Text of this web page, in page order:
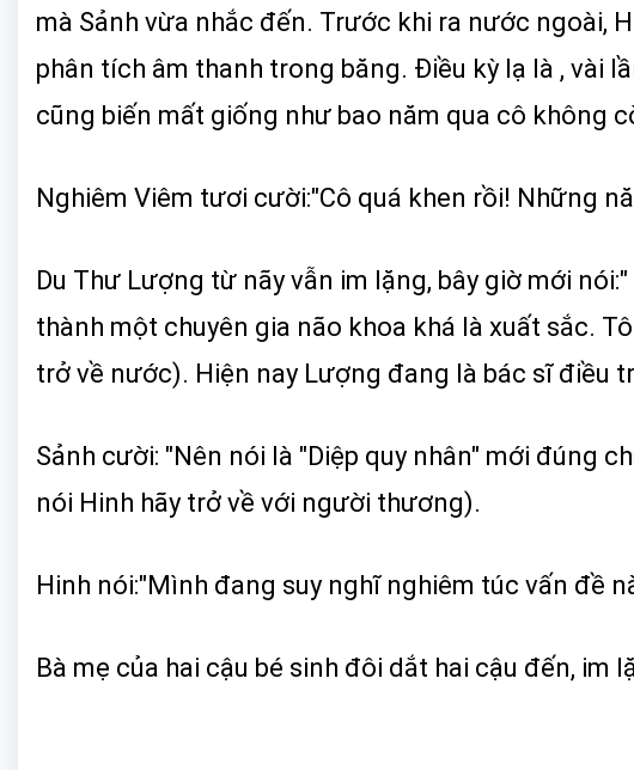
mà Sảnh vừa nhắc đến. Trước khi ra nước ngoài,
phân tích âm thanh trong băng. Điều kỳ lạ là , vài
cũng biến mất giống như bao năm qua cô không
Nghiêm Viêm tươi cười:"Cô quá khen rồi! Những
Du Thư Lượng từ nãy vẫn im lặng, bây giờ mới
thành một chuyên gia não khoa khá là xuất sắc.
trở về nước). Hiện nay Lượng đang là bác sĩ điều
Sảnh cười: "Nên nói là "Diệp quy nhân" mới đúng
nói Hinh hãy trở về với người thương).
Hinh nói:"Mình đang suy nghĩ nghiêm túc vấn đề
Bà mẹ của hai cậu bé sinh đôi dắt hai cậu đến, im